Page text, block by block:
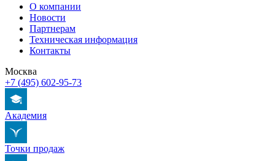
О компании
Новости
Партнерам
Техническая информация
Контакты
Москва
+7 (495) 602-95-73
Академия
Точки продаж